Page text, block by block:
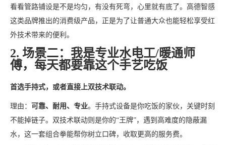
看看管路铺设是不是均匀，有没有死弯，心里就有底了。高德智感
这类品牌推出的消费级产品，正是为了让普通大众也能轻松享受红
外技术带来的便利。
2. 场景二：我是专业水电工/暖通师
傅，每天都要靠这个手艺吃饭
首选手持式，或者直接上双技术联动。
理由： 可靠、耐用、专业。手持式设备是你吃饭的家伙，关键时刻
不能掉链子。双技术联动则是你的“王牌”，遇到高难度的隐蔽漏
水，这一套组合拳能帮你树立口碑，收取更高的服务费。